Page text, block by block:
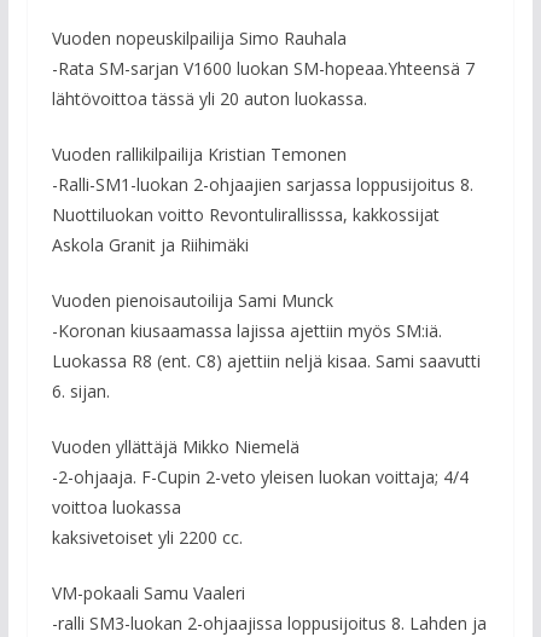
Vuoden nopeuskilpailija Simo Rauhala
-Rata SM-sarjan V1600 luokan SM-hopeaa.Yhteensä 7
lähtövoittoa tässä yli 20 auton luokassa.
Vuoden rallikilpailija Kristian Temonen
-Ralli-SM1-luokan 2-ohjaajien sarjassa loppusijoitus 8.
Nuottiluokan voitto Revontulirallisssa, kakkossijat
Askola Granit ja Riihimäki
Vuoden pienoisautoilija Sami Munck
-Koronan kiusaamassa lajissa ajettiin myös SM:iä.
Luokassa R8 (ent. C8) ajettiin neljä kisaa. Sami saavutti
6. sijan.
Vuoden yllättäjä Mikko Niemelä
-2-ohjaaja. F-Cupin 2-veto yleisen luokan voittaja; 4/4
voittoa luokassa
kaksivetoiset yli 2200 cc.
VM-pokaali Samu Vaaleri
-ralli SM3-luokan 2-ohjaajissa loppusijoitus 8. Lahden ja